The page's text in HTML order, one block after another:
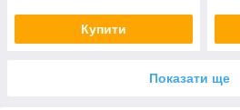
Купити
Показати ще